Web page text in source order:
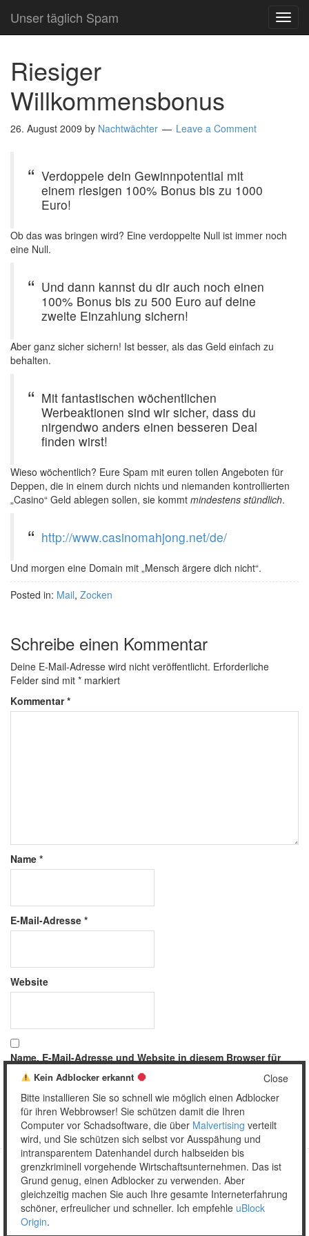
Unser täglich Spam
Riesiger
Willkommensbonus
26. August 2009 by Nachtwächter Leave a Comment
Verdoppele dein Gewinnpotential mit
einem riesigen 100% Bonus bis zu 1000
Euro!
Ob das was bringen wird? Eine verdoppelte Null ist immer noch
eine Null.
Und dann kannst du dir auch noch einen
100% Bonus bis zu 500 Euro auf deine
zweite Einzahlung sichern!
Aber ganz sicher sichern! Ist besser, als das Geld einfach zu
behalten.
Mit fantastischen wöchentlichen
Werbeaktionen sind wir sicher, dass du
nirgendwo anders einen besseren Deal
finden wirst!
Wieso wöchentlich? Eure Spam mit euren tollen Angeboten für
Deppen, die in einem durch nichts und niemanden kontrollierten
„Casino“ Geld ablegen sollen, sie kommt mindestens stündlich.
http://www.casinomahjong.net/de/
Und morgen eine Domain mit „Mensch ärgere dich nicht“.
Posted in: Mail, Zocken
Schreibe einen Kommentar
Deine E-Mail-Adresse wird nicht veröffentlicht. Erforderliche
Felder sind mit * markiert
Kommentar*
Name *
E-Mail-Adresse *
Website
Name, E-Mail-Adresse und Website in diesem Browser für
meinen nächsten Kommentar speichern.
Copyright © 2026 Unser täglich Spam.
MobileWordPress Theme by themehall.com
Close
Kein Adblocker erkannt
Bitte installieren Sie so schnell wie möglich einen Adblocker
für ihren Webbrowser! Sie schützen damit die Ihren
Computer vor Schadsoftware, die über Malvertising verteilt
wird, und Sie schützen sich selbst vor Ausspähung und
intransparentem Datenhandel durch halbseiden bis
grenzkriminell vorgehende Wirtschaftsunternehmen. Das ist
Grund genug, einen Adblocker zu verwenden. Aber
gleichzeitig machen Sie auch Ihre gesamte Interneterfahrung
schöner, erfreulicher und schneller. Ich empfehle uBlock
Origin.